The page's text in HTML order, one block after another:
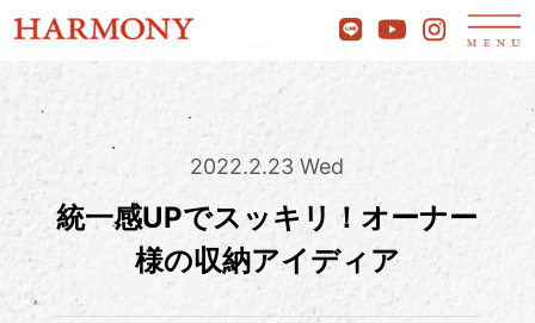
2022.2.23 Wed
統一感UPでスッキリ！オーナー
様の収納アイディア